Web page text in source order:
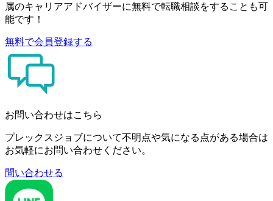
属のキャリアアドバイザーに無料で転職相談をすることも可
能です！
無料で会員登録する
お問い合わせはこちら
プレックスジョブについて不明点や気になる点がある場合は
お気軽にお問い合わせください。
問い合わせる